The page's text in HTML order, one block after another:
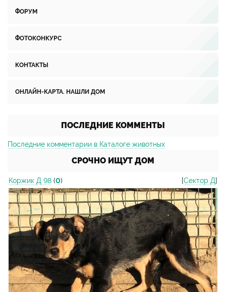
ФОРУМ
ФОТОКОНКУРС
КОНТАКТЫ
ОНЛАЙН-КАРТА. НАШЛИ ДОМ
ПОСЛЕДНИЕ КОММЕНТЫ
Последние комментарии в Каталоге животных
СРОЧНО ИЩУТ ДОМ
Коржик Д 98 (0) [Сектор Д]